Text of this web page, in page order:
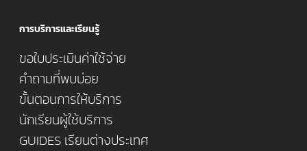
การบริการและเรียนรู้
ขอใบประเมินค่าใช้จ่าย
คำถามที่พบบ่อย
ขั้นตอนการให้บริการ
นักเรียนผู้ใช้บริการ
GUIDES เรียนต่างประเทศ